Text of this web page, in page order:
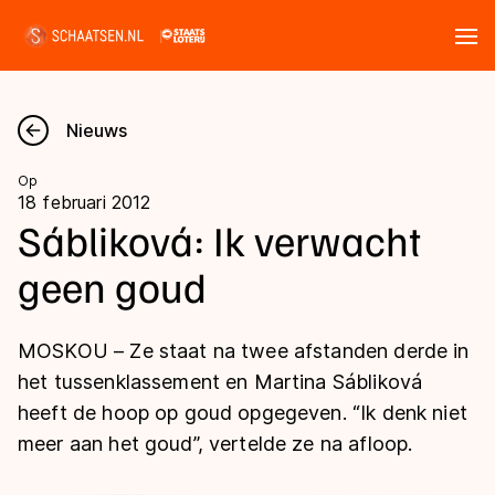
Nieuws
Kalender
Disciplines
Langebaan
Shorttrack
Inlineskaten
Uitslagen
Langebaan
Shorttrack
Tijden & historie
Nieuws
Op
18 februari 2012
Sábliková: Ik verwacht
geen goud
MOSKOU – Ze staat na twee afstanden derde in
het tussenklassement en Martina Sábliková
heeft de hoop op goud opgegeven. “Ik denk niet
meer aan het goud”, vertelde ze na afloop.